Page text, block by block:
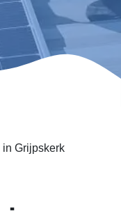
Grijpskerk